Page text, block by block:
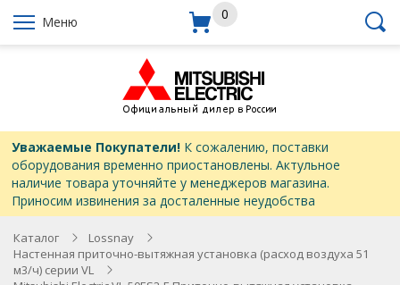
Меню 0
Уважаемые Покупатели!К сожалению, поставки
оборудования временно приостановлены. Актульное
наличие товара уточняйте у менеджеров магазина.
Приносим извинения за досталенные неудобства
Каталог
Lossnay
Настенная приточно-вытяжная установка (расход воздуха 51
м3/ч) серии VL